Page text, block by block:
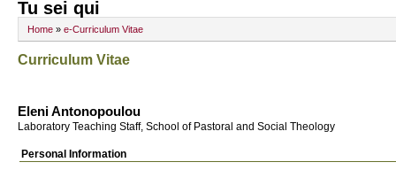
Tu sei qui
Home » e-Curriculum Vitae
Curriculum Vitae
Eleni Antonopoulou
Laboratory Teaching Staff, School of Pastoral and Social Theology
Personal Information